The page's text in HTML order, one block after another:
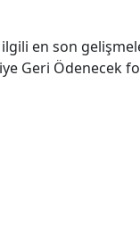
en son
Geri Ödenecek